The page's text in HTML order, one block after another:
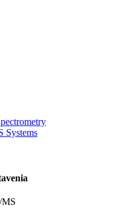
Systems
MS